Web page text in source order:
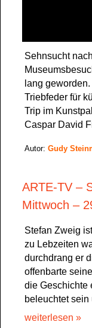
Sehnsucht
lang
Triebfeder für
Trip im
Caspar David
Autor: Gudy
ARTE-TV –
Mittwoch –
Stefan Zweig
zu Lebzeiten
durchdrang er
offenbarte
die Geschichte
beleuchtet sein
weiterlesen »